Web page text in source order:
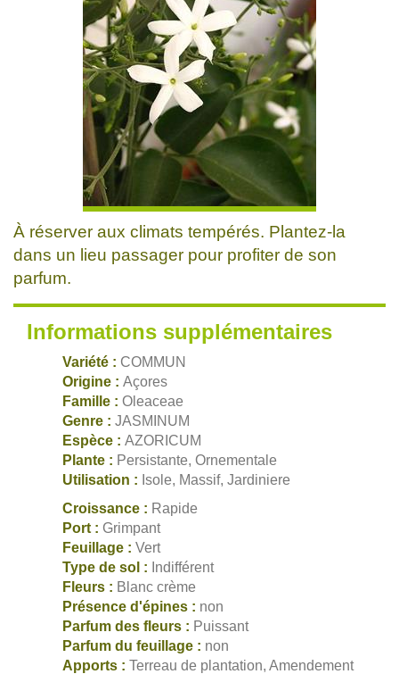
À réserver aux climats tempérés. Plantez-la
dans un lieu passager pour profiter de son
parfum.
Informations supplémentaires
Variété : COMMUN
Origine : Açores
Famille : Oleaceae
Genre : JASMINUM
Espèce : AZORICUM
Plante : Persistante, Ornementale
Utilisation : Isole, Massif, Jardiniere
Croissance : Rapide
Port : Grimpant
Feuillage : Vert
Type de sol : Indifférent
Fleurs : Blanc crème
Présence d'épines : non
Parfum des fleurs : Puissant
Parfum du feuillage : non
Apports : Terreau de plantation, Amendement